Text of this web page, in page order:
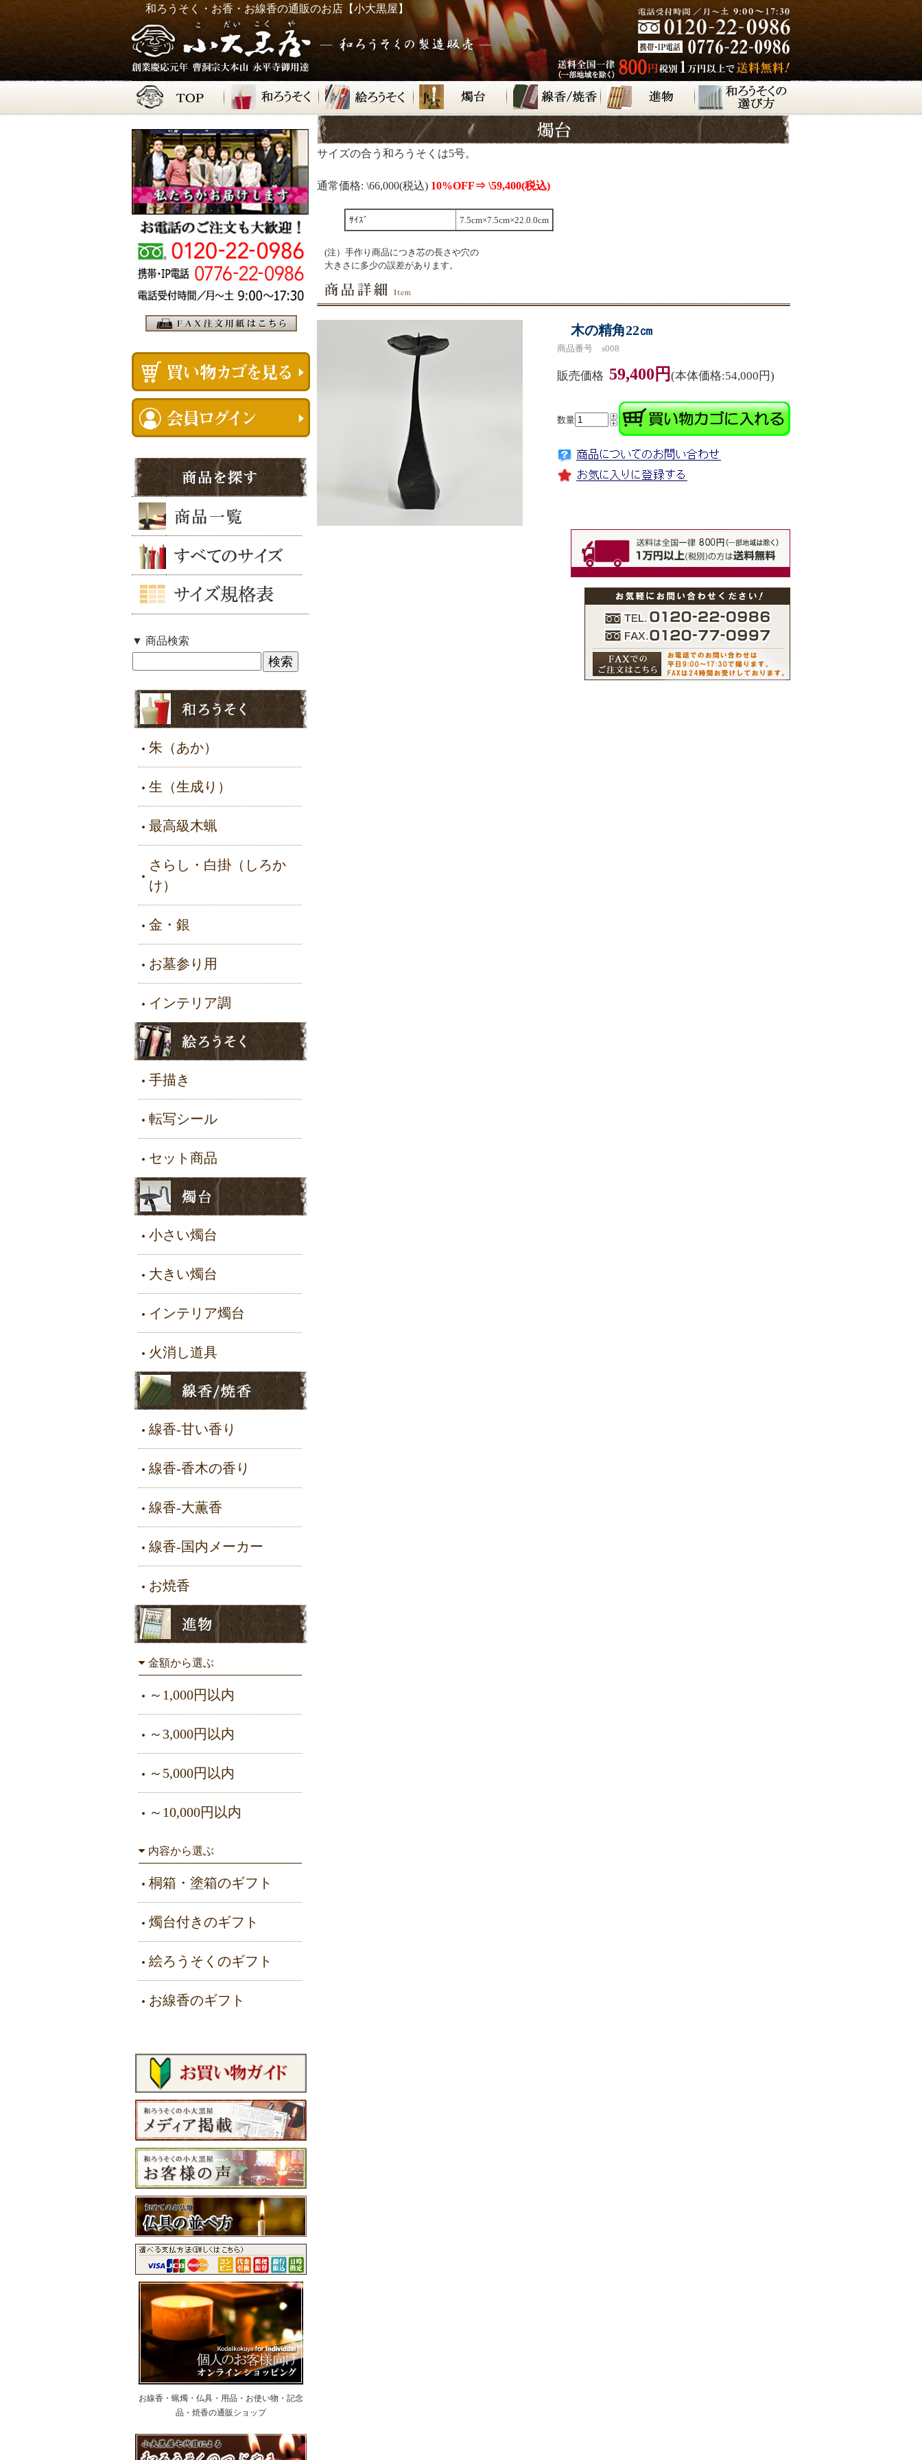
和ろうそく・お香・お線香の通販のお店【小大黒屋】
▼ 商品検索
朱（あか）
生（生成り）
最高級木蝋
さらし・白掛（しろか
け）
金・銀
お墓参り用
インテリア調
手描き
転写シール
セット商品
小さい燭台
大きい燭台
インテリア燭台
火消し道具
線香-甘い香り
線香-香木の香り
線香-大薫香
線香-国内メーカー
お焼香
金額から選ぶ
～1,000円以内
～3,000円以内
～5,000円以内
～10,000円以内
内容から選ぶ
桐箱・塗箱のギフト
燭台付きのギフト
絵ろうそくのギフト
お線香のギフト
お線香・蝋燭・仏具・用品・お使い物・記念
品・焼香の通販ショップ
サイズの合う和ろうそくは5号。
通常価格: \66,000(税込) 10%OFF⇒ \59,400(税込)
ｻｲｽﾞ 7.5cm×7.5cm×22.0.0cm
(注）手作り商品につき芯の長さや穴の
大きさに多少の誤差があります。
木の精角22㎝
商品番号 s008
販売価格 59,400円(本体価格:54,000円)
数量